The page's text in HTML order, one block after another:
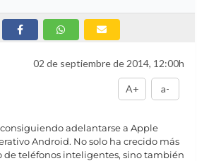
02 de septiembre de 2014, 12:00h
A+ a-
adelantarse a Apple
Android. No solo ha crecido más
de teléfonos inteligentes, sino también